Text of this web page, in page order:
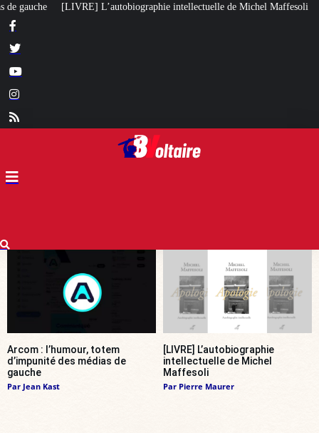
intellectuelle de Michel Maffesoli Pour regagner son influence en
Arcom : l’humour, totem
d’impunité des médias de
gauche
Par Jean Kast
[LIVRE] L’autobiographie
intellectuelle de Michel
Maffesoli
Par Pierre Maurer